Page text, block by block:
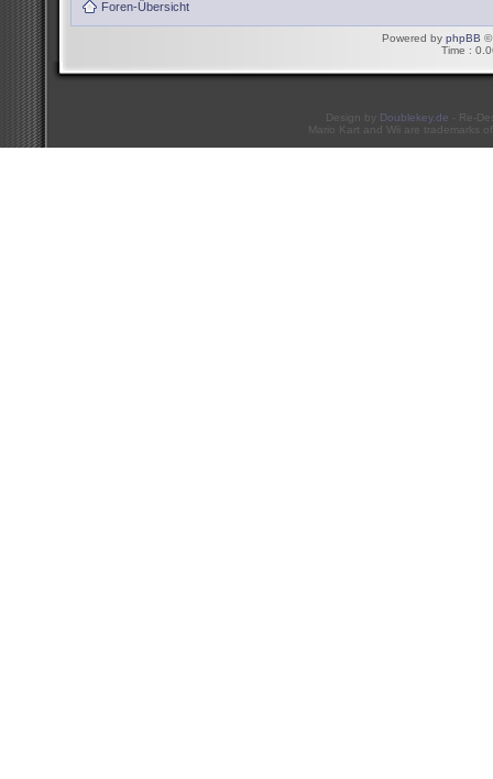
Foren-Übersicht
Powered by phpBB ©
Time :
Design by Doublekey.de - Re-
Mario Kart and Wii are trademarks